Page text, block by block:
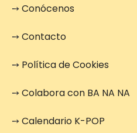
➙Conócenos
➙Contacto
➙ Política de Cookies
➙Colabora con BA NA NA
➙Calendario K-POP